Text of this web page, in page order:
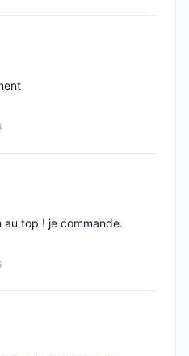
top ! je commande.